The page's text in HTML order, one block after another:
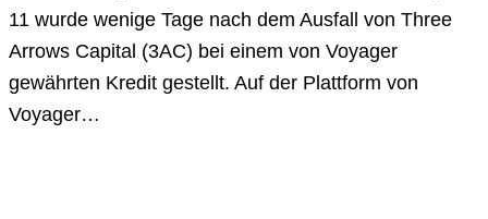
11 wurde wenige Tage nach dem Ausfall von Three
Arrows Capital (3AC) bei einem von Voyager
gewährten Kredit gestellt. Auf der Plattform von
Voyager…